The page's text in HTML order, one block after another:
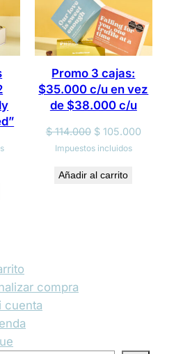
Promo 3 cajas:
$35.000 c/u en vez
de $38.000 c/u
$114.000 Original
price
$ 114.000.
$105.000Current
Impuestos incluidos
Añadir al carrito
compra
cuenta